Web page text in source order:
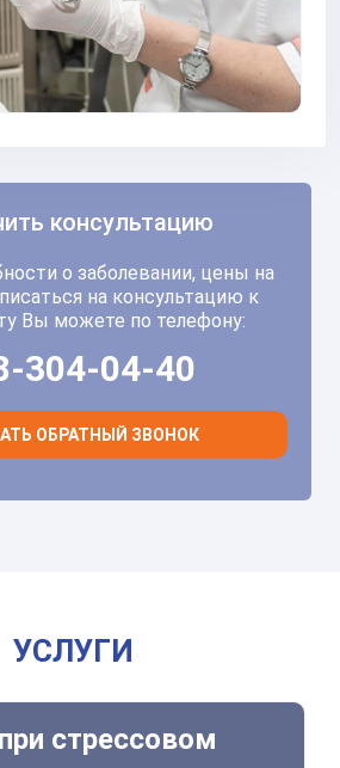
консультацию
о заболевании, цены на
на консультацию к
Вы можете по телефону:
304-04-40
ОБРАТНЫЙ ЗВОНОК
УСЛУГИ
недержании мочи
стрессовом